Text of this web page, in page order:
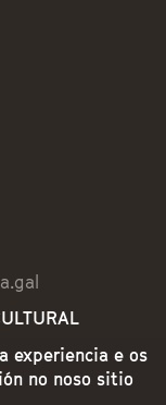
experiencia e os
no noso sitio